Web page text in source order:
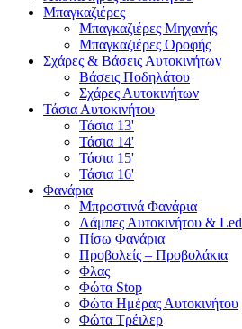
Μπαγκαζιέρες
Μπαγκαζιέρες Μηχανής
Μπαγκαζιέρες Οροφής
Σχάρες & Βάσεις Αυτοκινήτων
Βάσεις Ποδηλάτου
Σχάρες Αυτοκινήτων
Τάσια Αυτοκινήτου
Τάσια 13'
Τάσια 14'
Τάσια 15'
Τάσια 16'
Φανάρια
Μπροστινά Φανάρια
Λάμπες Αυτοκινήτου & Led
Πίσω Φανάρια
Προβολείς – Προβολάκια
Φλας
Φώτα Stop
Φώτα Ημέρας Αυτοκινήτου
Φώτα Τρέιλερ